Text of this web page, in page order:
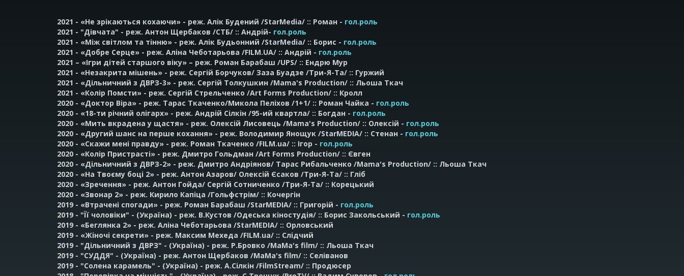
2021 - «Не зрікаються кохаючи» - реж. Алік Будений /StarMedia/ :: Роман - гол.роль
2021 - "Дівчата" - реж. Антон Щербаков /СТБ/ :: Андрій- гол.роль
2021 - «Між світлом та тінню» - реж. Алік Будьонний /StarMedia/ :: Борис - гол.роль
2021 - «Добре Серце» - реж. Аліна Чеботарьова /FILM.UA/ :: Андрій - гол.роль
2021 – «Ігри дітей старшого віку» – реж. Роман Барабаш /UPS/ :: Ендрю Мур
2021 - «Незакрита мішень» - реж. Сергій Борчуков/ Заза Буадзе /Три-Я-Та/ :: Гуржий
2021 - «Дільничний з ДВРЗ-3» - реж. Сергій Толкушкин /Mama's Production/ :: Льоша Ткач
2021 - «Колір Помсти» - реж. Сергій Стрельченко /Art Forms Production/ :: Кролл
2020 - «Доктор Віра» - реж. Тарас Ткаченко/Микола Пеліхов /1+1/ :: Роман Чайка - гол.роль
2020 - «18-ти річний олігарх» - реж. Андрій Сілкін /95-ий квартла/ :: Богдан - гол.роль
2020 - «Мить вкрадена у щастя» - реж. Олексій Лисовець /Mama's Production/ :: Олексій - гол.роль
2020 - «Другий шанс на перше кохання» - реж. Володимир Янощук /StarMEDIA/ :: Стенан - гол.роль
2020 - «Скажи мені правду» - реж. Роман Ткаченко /FILM.ua/ :: Ігор - гол.роль
2020 - «Колір Пристрасті» - реж. Дмитро Гольдман /Art Forms Production/ :: Євген
2020 - «Дільничний з ДВРЗ-2» - реж. Дмитро Андріянов/ Тарас Рибальченко /Mama's Production/ :: Льоша Ткач
2020 - «На Твоєму боці 2» - реж. Антон Азаров/ Олексій Єсаков /Три-Я-Та/ :: Гліб
2020 - «Зречення» - реж. Антон Гойда/ Сергій Сотниченко /Три-Я-Та/ :: Корецький
2020 - «Звонар 2» - реж. Кирило Капіца /Гольфстрім/ :: Кочергін
2019 - «Втрачені спогади» - реж. Роман Барабаш /StarMEDIA/ :: Григорій - гол.роль
2019 - "Її чоловіки" - (Україна) - реж. В.Кустов /Одеська кіностудія/ :: Борис Закольський - гол.роль
2019 - «Беглянка 2» - реж. Аліна Чеботарьова /StarMEDIA/ :: Орловський
2019 - «Жіночі секрети» - реж. Максим Мехеда /FILM.ua/ :: Слідчий
2019 - "Дільничний з ДВРЗ" - (Україна) - реж. Р.Бровко /MaMa's film/ :: Льоша Ткач
2019 - "СУДДЯ" - (Україна) - реж. Антон Щербаков /MaMa's film/ :: Селіванов
2019 - "Солена карамель" - (Україна) - реж. А.Сілкін /FilmStream/ :: Продюсер